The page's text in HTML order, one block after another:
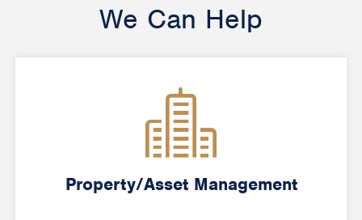
We Can Help
Property/Asset Management